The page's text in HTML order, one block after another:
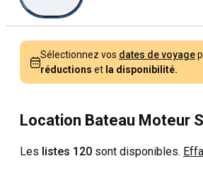
Sélectionnez vos dates de voyage
réductions et la disponibilité.
Location Bateau Moteur
Les listes 120 sont disponibles.